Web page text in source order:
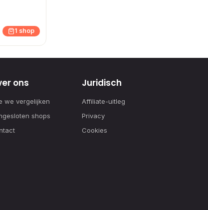
1 shop
ons
we vergelijken
shops
Juridisch
Affiliate-uitleg
Privacy
Cookies